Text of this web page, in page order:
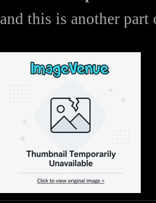
and this is another